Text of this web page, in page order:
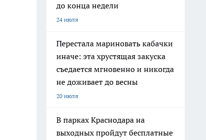
до конца недели
24 июля
Перестала мариновать кабачки
иначе: эта хрустящая закуска
съедается мгновенно и никогда
не доживает до весны
20 июля
В парках Краснодара на
выходных пройдут бесплатные